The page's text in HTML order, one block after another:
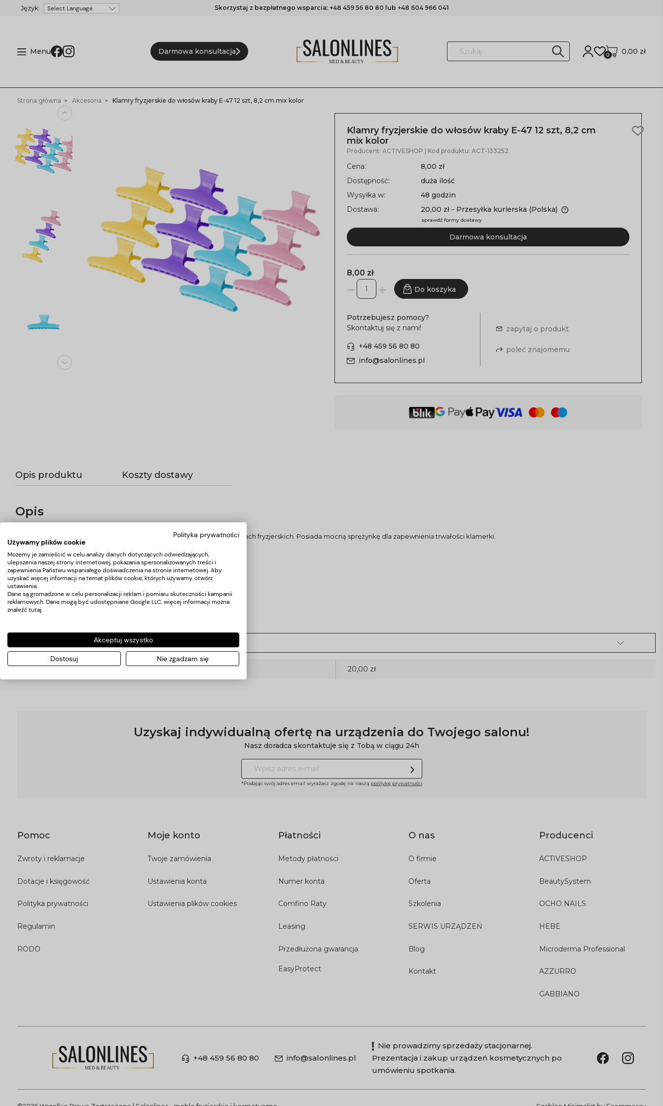
Skorzystaj z bezpłatnego wsparcia: +48 459 56 80 80 lub +48 604 966 041
Menu Darmowa konsultacja 0,00 zł
0
Strona główna Akcesoria Klamry fryzjerskie do włosów kraby E-47 12 szt, 8,2 cm mix kolor
Klamry fryzjerskie do włosów kraby E-47 12 szt, 8,2 cm
mix kolor
Producent:ACTIVESHOP | Kod produktu: ACT-133252
Cena:
8,00 zł
Dostępność:
duża ilość
Wysyłka w:
48 godzin
Dostawa:
20,00 zł - Przesyłka kurierska (Polska)
sprawdź formy dostawy
Darmowa konsultacja
8,00 zł
Do koszyka
Potrzebujesz pomocy?
Skontaktuj się z nami!
+48 459 56 80 80
info@salonlines.pl
zapytaj o produkt
poleć znajomemu
Opis produktu Koszty dostawy
Opis
Klamra do włosów doskonałej jakości, używana w profesjonalnych salonach fryzjerskich. Posiada mocną sprężynkę dla zapewnienia trwałości klamerki.
- Długość 8,2cm
- Kolor mix
- Opakowanie 12szt.
Koszty dostawy
20,00 zł
Uzyskaj indywidualną ofertę na urządzenia do Twojego salonu!
Nasz doradca skontaktuje się z Tobą w ciągu 24h
*Podając swój adres email wyrażasz zgodę na naszą politykę prywatności
Pomoc
Zwroty i reklamacje
Dotacje i księgowość
Polityka prywatności
Regulamin
RODO
Moje konto
Twoje zamówienia
Ustawienia konta
Ustawienia plików cookies
Płatności
Metody płatności
Numer konta
Comfino Raty
Leasing
Przedłużona gwarancja
EasyProtect
O nas
O firmie
Oferta
Szkolenia
SERWIS URZĄDZEŃ
Blog
Kontakt
Producenci
ACTIVESHOP
BeautySystem
OCHO NAILS
HEBE
Microderma Professional
AZZURRO
GABBIANO
+48 459 56 80 80 info@salonlines.pl
Nie prowadzimy sprzedaży stacjonarnej.
Prezentacja i zakup urządzeń kosmetycznych po
umówieniu spotkania.
Polityka prywatności
Używamy plików cookie
Możemy je zamieścić w celu analizy danych dotyczących odwiedzających,
ulepszenia naszej strony internetowej, pokazania spersonalizowanych treści i
zapewnienia Państwu wspaniałego doświadczenia na stronie internetowej. Aby
uzyskać więcej informacji na temat plików cookie, których używamy, otwórz
ustawienia.
Dane są gromadzone w celu personalizacji reklam i pomiaru skuteczności kampanii
reklamowych. Dane mogą być udostępniane Google LLC, więcej informacji można
znaleźć tutaj.
Akceptuj wszystko
Dostosuj Nie zgadzam się